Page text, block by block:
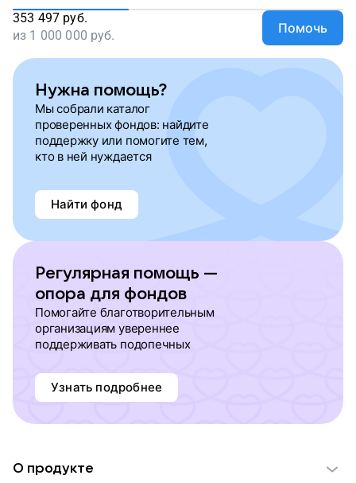
353 497 руб.
из 1 000 000 руб. Помочь
Нужна помощь?
Мы собрали каталог
проверенных фондов: найдите
поддержку или помогите тем,
кто в ней нуждается
Найти фонд
Регулярная помощь —
опора для фондов
Помогайте благотворительным
организациям увереннее
поддерживать подопечных
Узнать подробнее
О продукте